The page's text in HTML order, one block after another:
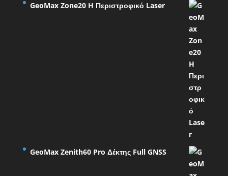
GeoMax Zone20 H Περιστροφικό Laser
GeoMax Zenith60 Pro Δέκτης Full GNSS